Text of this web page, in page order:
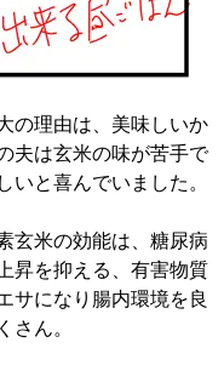
の理由は、美味しいか
夫は玄米の味が苦手で
いと喜んでいました。
玄米の効能は、糖尿病
昇を抑える、有害物質
サになり腸内環境を良
さん。